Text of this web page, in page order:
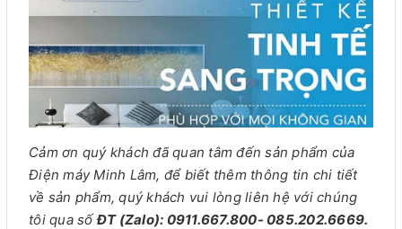
Cảm ơn quý khách đã quan tâm đến sản phẩm của
Điện máy Minh Lâm, để biết thêm thông tin chi tiết
về sản phẩm, quý khách vui lòng liên hệ với chúng
tôi qua sốĐT (Zalo): 0911.667.800- 085.202.6669.